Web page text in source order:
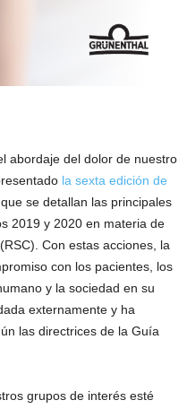
abordaje del dolor de nuestro
la sexta edición de
se detallan las principales
2019 y 2020 en materia de
Con estas acciones, la
con los pacientes, los
y la sociedad en su
externamente y ha
las directrices de la Guía
grupos de interés esté